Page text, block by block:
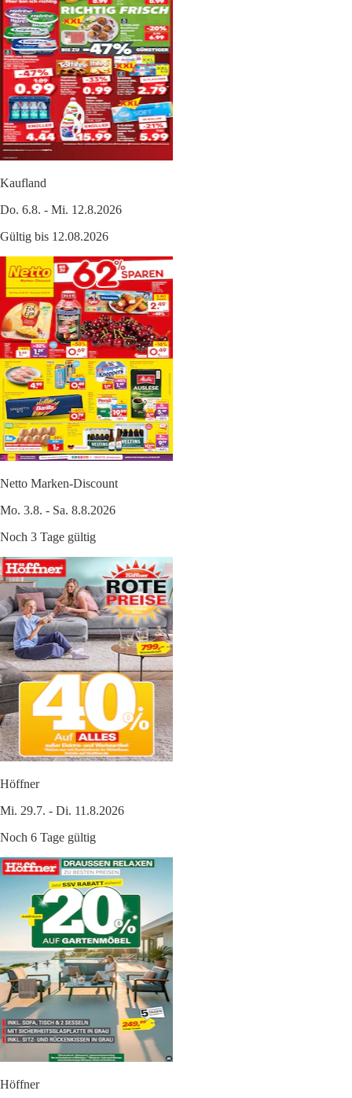
Kaufland
Do. 6.8. - Mi. 12.8.2026
Gültig bis 12.08.2026
Netto Marken-Discount
Mo. 3.8. - Sa. 8.8.2026
Noch 3 Tage gültig
Höffner
Mi. 29.7. - Di. 11.8.2026
Noch 6 Tage gültig
Höffner